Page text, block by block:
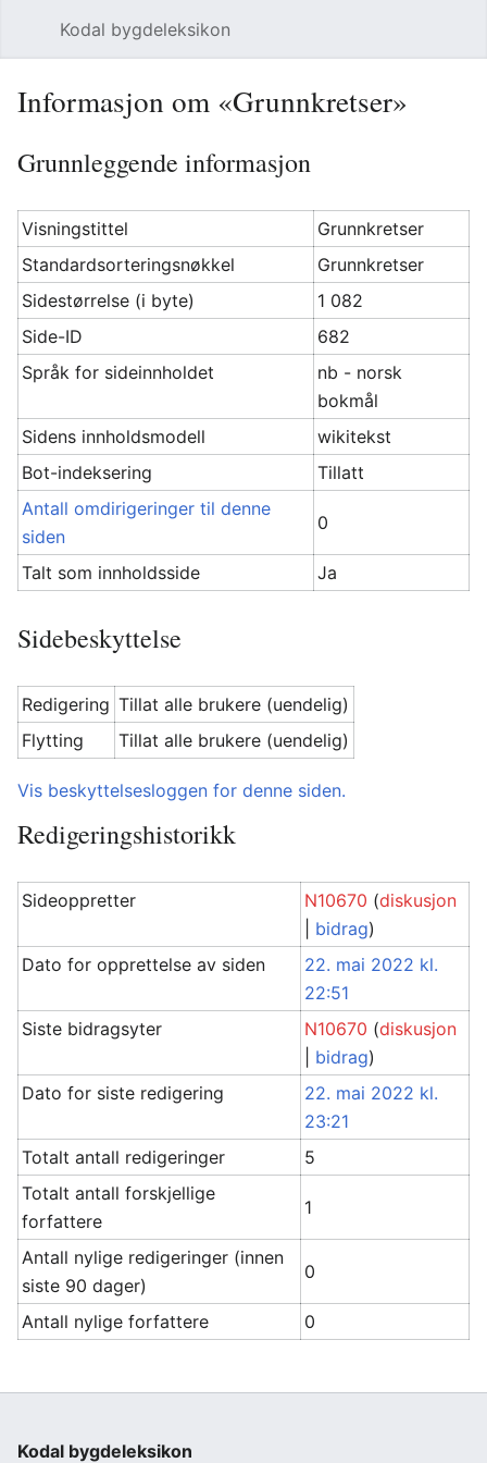
Kodal bygdeleksikon
Informasjon om «Grunnkretser»
Grunnleggende informasjon
Visningstittel
Grunnkretser
Standardsorteringsnøkkel
Grunnkretser
Sidestørrelse (i byte)
1 082
Side-ID
682
Språk for sideinnholdet
nb - norsk
bokmål
Sidens innholdsmodell
wikitekst
Bot-indeksering
Tillatt
Antall omdirigeringer til denne
siden
0
Talt som innholdsside Ja
Sidebeskyttelse
Redigering Tillat alle brukere (uendelig)
Flytting
Tillat alle brukere (uendelig)
Vis beskyttelsesloggen for denne siden.
Redigeringshistorikk
Sideoppretter N10670 (diskusjon
bidrag)
Dato for opprettelse av siden
22. mai 2022 kl.
22:51
Siste bidragsyter
N10670 (diskusjon
bidrag)
Dato for siste redigering
22. mai 2022 kl.
23:21
Totalt antall redigeringer
5
Totalt antall forskjellige
forfattere
1
Antall nylige redigeringer (innen
siste 90 dager)
0
Antall nylige forfattere 0
Kodal bygdeleksikon